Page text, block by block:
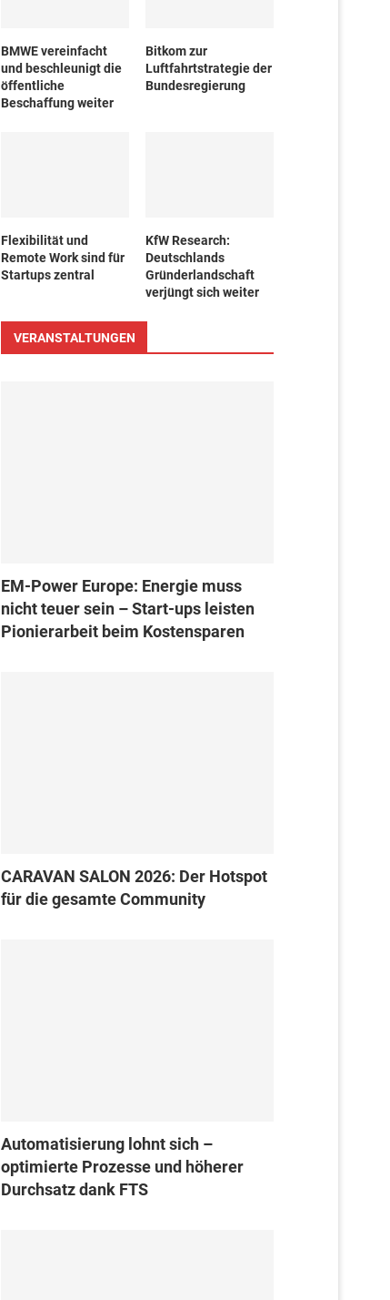
BMWE vereinfacht
und beschleunigt die
öffentliche
Beschaffung weiter
Bitkom zur
Luftfahrtstrategie der
Bundesregierung
Flexibilität und
Remote Work sind für
Startups zentral
KfW Research:
Deutschlands
Gründerlandschaft
verjüngt sich weiter
VERANSTALTUNGEN
EM-Power Europe: Energie muss
nicht teuer sein – Start-ups leisten
Pionierarbeit beim Kostensparen
CARAVAN SALON 2026: Der Hotspot
für die gesamte Community
Automatisierung lohnt sich –
optimierte Prozesse und höherer
Durchsatz dank FTS